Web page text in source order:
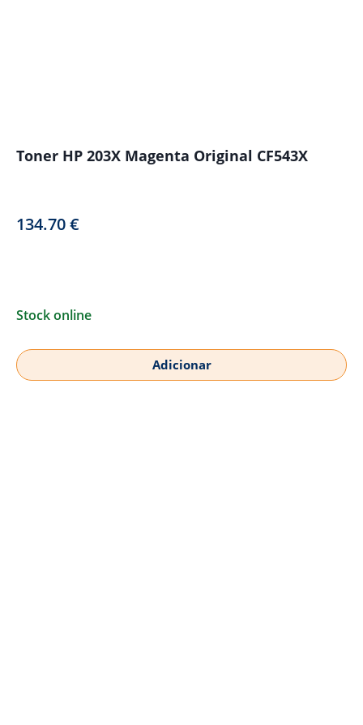
Toner HP 203X Magenta Original CF543X
134.70€
Stock online
Adicionar